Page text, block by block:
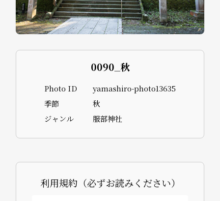
0090_秋
Photo ID
yamashiro-photo13635
季節
秋
ジャンル
服部神社
利用規約（必ずお読みください）